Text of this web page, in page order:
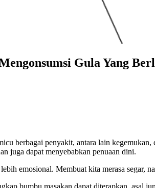
Gula Yang
berbagai penyakit, antara lain
juga dapat menyebabkan penuaan dini.
emosional. Membuat kita merasa segar,
bumbu masakan dapat diterapkan,